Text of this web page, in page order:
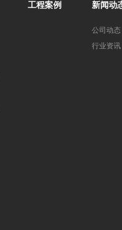
工程案例 新闻动
公司动态
行业资讯